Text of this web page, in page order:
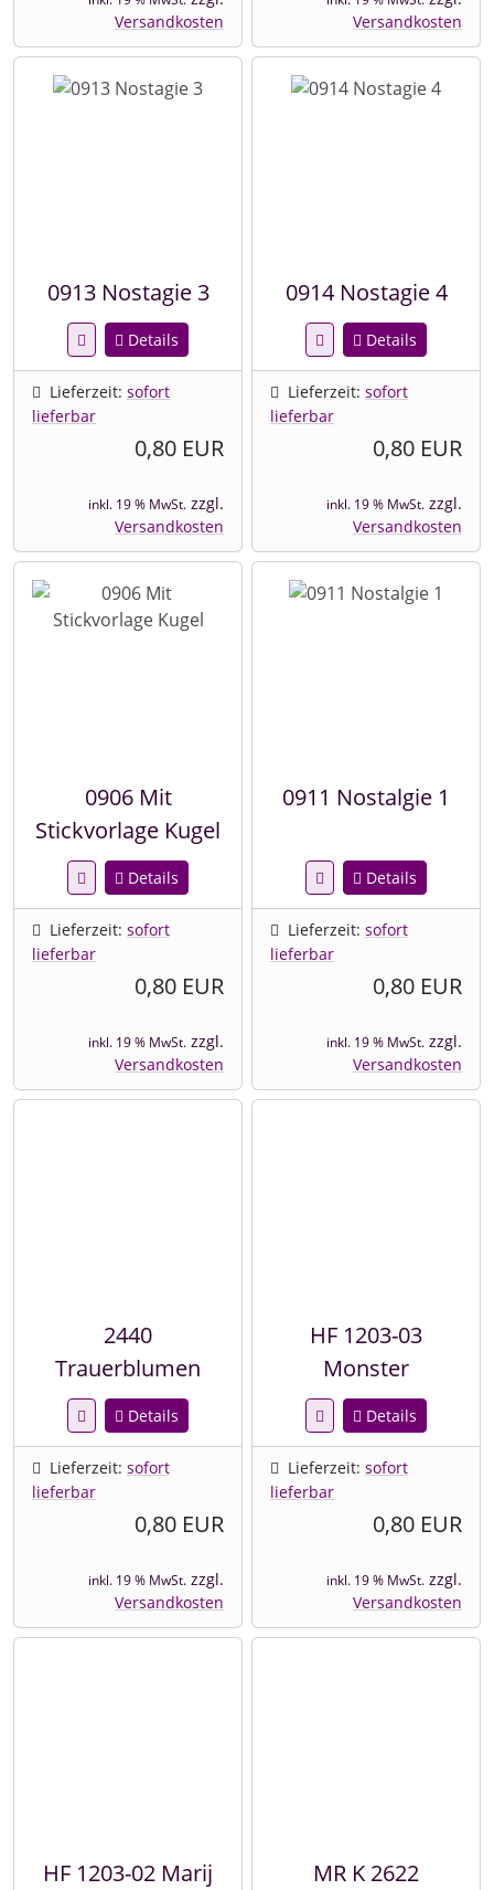
Versandkosten
Versandkosten
0913 Nostagie 3
Details
Lieferzeit: sofort
lieferbar
0,80 EUR
inkl. 19 % MwSt. zzgl.
Versandkosten
0914 Nostagie 4
Details
Lieferzeit: sofort
lieferbar
0,80 EUR
inkl. 19 % MwSt. zzgl.
Versandkosten
0906 Mit
Stickvorlage Kugel
Details
Lieferzeit: sofort
lieferbar
0,80 EUR
inkl. 19 % MwSt. zzgl.
Versandkosten
0911 Nostalgie 1
Details
Lieferzeit: sofort
lieferbar
0,80 EUR
inkl. 19 % MwSt. zzgl.
Versandkosten
2440
Trauerblumen
Details
Lieferzeit: sofort
lieferbar
0,80 EUR
inkl. 19 % MwSt. zzgl.
Versandkosten
HF 1203-03
Monster
Details
Lieferzeit: sofort
lieferbar
0,80 EUR
inkl. 19 % MwSt. zzgl.
Versandkosten
HF 1203-02 Marij
MR K 2622